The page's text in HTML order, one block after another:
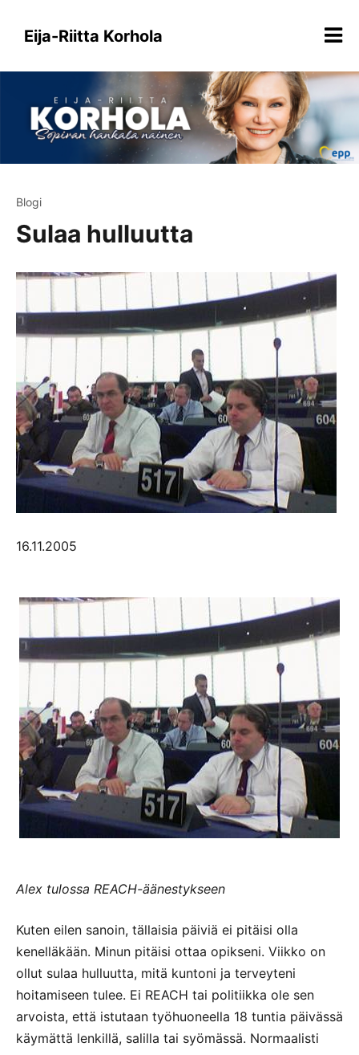
sisältöönEija-Riitta Korhola
Blogi
Sulaa hulluutta
16.11.2005
Alex tulossa REACH-äänestykseen
Kuten eilen sanoin, tällaisia päiviä ei pitäisi olla
kenelläkään. Minun pitäisi ottaa opikseni. Viikko on
ollut sulaa hulluutta, mitä kuntoni ja terveyteni
hoitamiseen tulee. Ei REACH tai politiikka ole sen
arvoista, että istutaan työhuoneella 18 tuntia päivässä
käymättä lenkillä, salilla tai syömässä. Normaalisti